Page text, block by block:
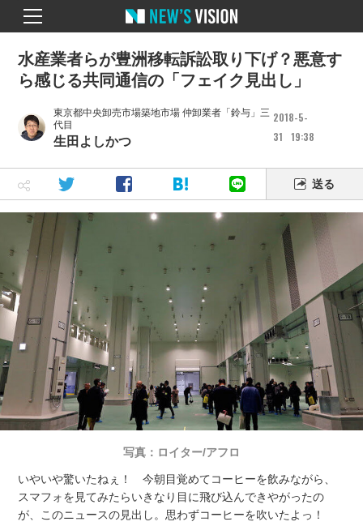
東京都中央卸売市場築地市場 仲卸業者「鈴与」三
代目
生田よしかつ
2018 5
31
19 38
水産業者らが豊洲移転訴訟取り下げ？悪意す
ら感じる共同通信の「フェイク見出し」
送る
写真：ロイター/アフロ
いやいや驚いたねぇ！ 今朝目覚めてコーヒーを飲みながら、
スマフォを見てみたらいきなり目に飛び込んできやがったの
が、このニュースの見出し。思わずコーヒーを吹いたよっ！